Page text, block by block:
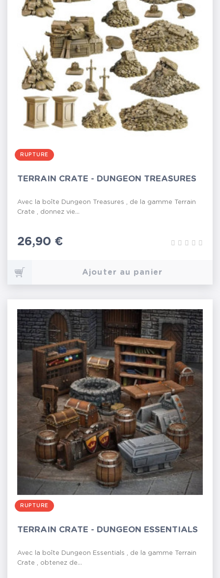
RUPTURE
TERRAIN CRATE - DUNGEON TREASURES
Avec la boîte Dungeon Treasures , de la gamme Terrain
Crate , donnez vie...
Prix
26,90 €
Ajouter au panier
RUPTURE
TERRAIN CRATE - DUNGEON ESSENTIALS
Avec la boîte Dungeon Essentials , de la gamme Terrain
Crate , obtenez de...